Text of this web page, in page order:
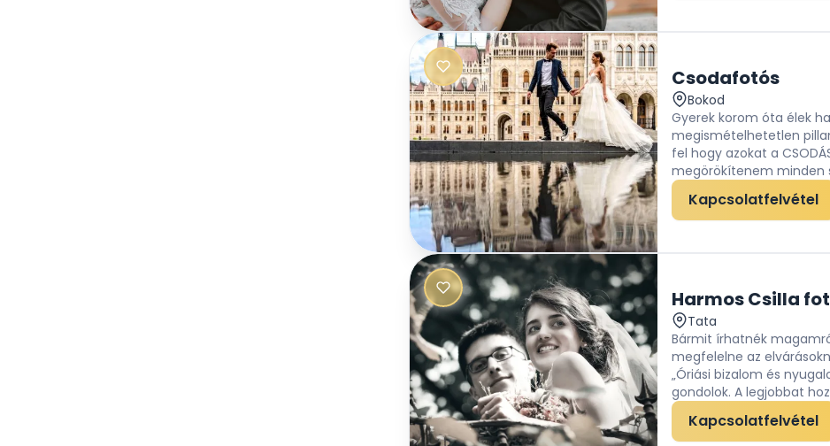
Csodafotós
Bokod
Gyerek korom óta élek
megismételhetetlen
fel hogy azokat a
megörökítenem minden
Kapcsolatfelvétel
Harmos Csilla
Tata
Bármit írhatnék
megfelelne az
„Óriási bizalom és
gondolok. A legjobbat
Kapcsolatfelvétel